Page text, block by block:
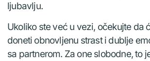
ljubavlju.
Ukoliko ste već u vezi, očekujte da
doneti obnovljenu strast i dublje
sa partnerom. Za one slobodne, to